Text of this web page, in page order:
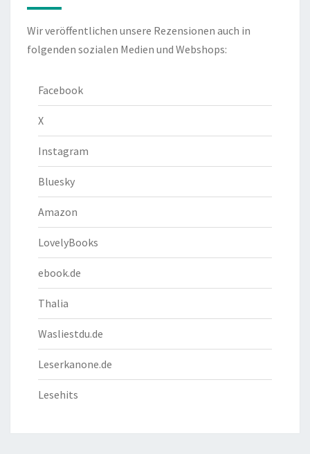
Wir veröffentlichen unsere Rezensionen auch in
folgenden sozialen Medien und Webshops:
Facebook
X
Instagram
Bluesky
Amazon
LovelyBooks
ebook.de
Thalia
Wasliestdu.de
Leserkanone.de
Lesehits